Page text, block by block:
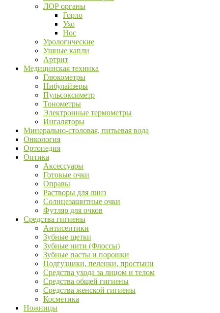
ЛОР органы
Горло
Ухо
Нос
Урологические
Ушные капли
Артрит
Медицинская техника
Глюкометры
Нибулайзеры
Пульсоксиметр
Тонометры
Электронные термометры
Ингаляторы
Минерально-столовая, питьевая вода
Онкология
Ортопедия
Оптика
Аксессуары
Готовые очки
Оправы
Растворы для линз
Солнцезащитные очки
Футляр для очков
Средства гигиены
Антисептики
Зубные щетки
Зубные нити (Флоссы)
Зубные пасты и порошки
Подгузники, пеленки, простыни
Средства ухода за лицом и телом
Средства общей гигиены
Средства женской гигиены
Косметика
Ножницы